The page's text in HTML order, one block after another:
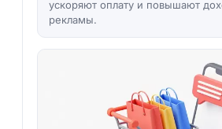
ускоряют оплату и повышают
рекламы.